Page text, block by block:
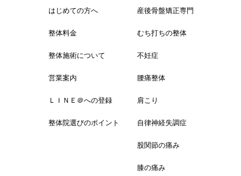
はじめての方へ
整体料金
整体施術について
営業案内
ＬＩＮＥ＠への登録
整体院選びのポイント
産後骨盤矯正専門
むち打ちの整体
不妊症
腰痛整体
肩こり
自律神経失調症
股関節の痛み
膝の痛み